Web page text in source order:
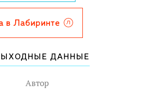
человека. Отсюда и
- "В каждом
Рассказы
для детей школьного
и взрослых.
в Лабиринте
ДАННЫЕ
Автор